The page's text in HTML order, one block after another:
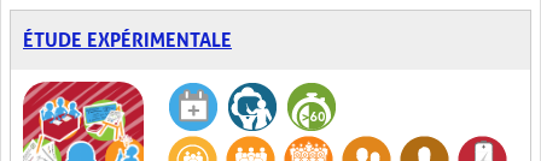
ÉTUDE EXPÉRIMENTALE